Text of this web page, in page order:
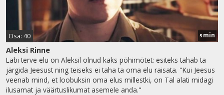
Osa: 40 5 min
Aleksi Rinne
Läbi terve elu on Aleksil olnud kaks põhimõtet: esiteks tahab ta
järgida Jeesust ning teiseks ei taha ta oma elu raisata. "Kui Jeesus
veenab mind, et loobuksin oma elus millestki, on Tal alati midagi
ilusamat ja väärtuslikumat asemele anda."